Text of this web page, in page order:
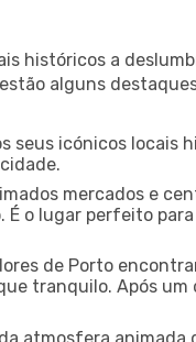
históricos a
alguns
seus icónicos locais
mercados e
o lugar perfeito
de Porto
tranquilo. Após um